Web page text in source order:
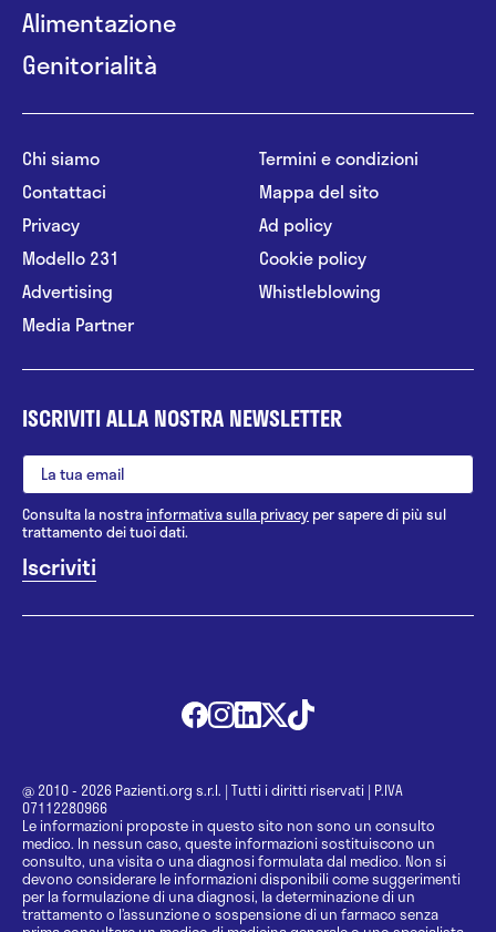
Alimentazione
Genitorialità
Chi siamo
Contattaci
Privacy
Modello 231
Advertising
Media Partner
Termini e condizioni
Mappa del sito
Ad policy
Cookie policy
Whistleblowing
ISCRIVITI ALLA NOSTRA NEWSLETTER
Consulta la nostrainformativa sulla privacy per sapere di più sul
trattamento dei tuoi dati.
@ 2010 - 2026 Pazienti.org s.r.l. | Tutti i diritti riservati | P.IVA
07112280966
Le informazioni proposte in questo sito non sono un consulto
medico. In nessun caso, queste informazioni sostituiscono un
consulto, una visita o una diagnosi formulata dal medico. Non si
devono considerare le informazioni disponibili come suggerimenti
per la formulazione di una diagnosi, la determinazione di un
trattamento o l’assunzione o sospensione di un farmaco senza